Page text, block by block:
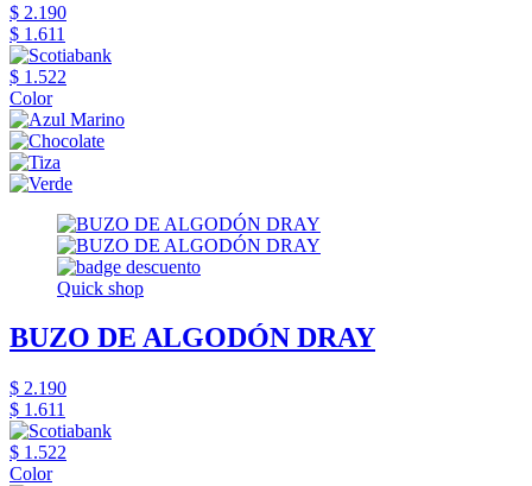
$ 2.190
$ 1.611
$ 1.522
Color
Quick shop
BUZO DE ALGODÓN DRAY
$ 2.190
$ 1.611
$ 1.522
Color